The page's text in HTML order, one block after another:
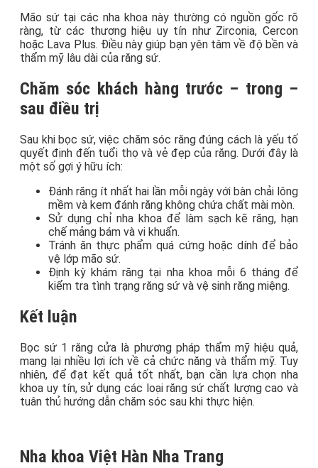
Mão sứ tại các nha khoa này thường có nguồn gốc rõ
ràng, từ các thương hiệu uy tín như Zirconia, Cercon
hoặc Lava Plus. Điều này giúp bạn yên tâm về độ bền và
thẩm mỹ lâu dài của răng sứ.
Chăm sóc khách hàng trước – trong –
sau điều trị
Sau khi bọc sứ, việc chăm sóc răng đúng cách là yếu tố
quyết định đến tuổi thọ và vẻ đẹp của răng. Dưới đây là
một số gợi ý hữu ích:
Đánh răng ít nhất hai lần mỗi ngày với bàn chải lông
mềm và kem đánh răng không chứa chất mài mòn.
Sử dụng chỉ nha khoa để làm sạch kẽ răng, hạn
chế mảng bám và vi khuẩn.
Tránh ăn thực phẩm quá cứng hoặc dính để bảo
vệ lớp mão sứ.
Định kỳ khám răng tại nha khoa mỗi 6 tháng để
kiểm tra tình trạng răng sứ và vệ sinh răng miệng.
Kết luận
Bọc sứ 1 răng cửa là phương pháp thẩm mỹ hiệu quả,
mang lại nhiều lợi ích về cả chức năng và thẩm mỹ. Tuy
nhiên, để đạt kết quả tốt nhất, bạn cần lựa chọn nha
khoa uy tín, sử dụng các loại răng sứ chất lượng cao và
tuân thủ hướng dẫn chăm sóc sau khi thực hiện.
Nha khoa Việt Hàn Nha Trang